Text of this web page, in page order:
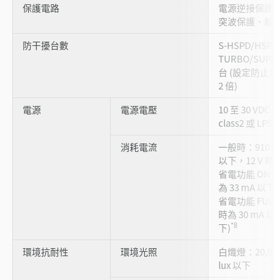
保護電路
電源逆接保
突波保護、
防干擾台數
S-HSPD/
TURBO/
台 (設定防止
2 倍)
電源
電源電壓
10 至 30
class2 或 LPS
消耗電流
一般時：910
以下，12 V
省電功能 ON
為 33 mA 以
省電功能
時為 30 mA
下)*8
環境抗耐性 環境光照
白熾燈：
lux 以下